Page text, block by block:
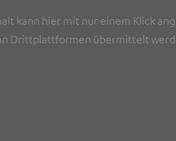
kann hier mit nur einem Klick
Drittplattformen übermittelt